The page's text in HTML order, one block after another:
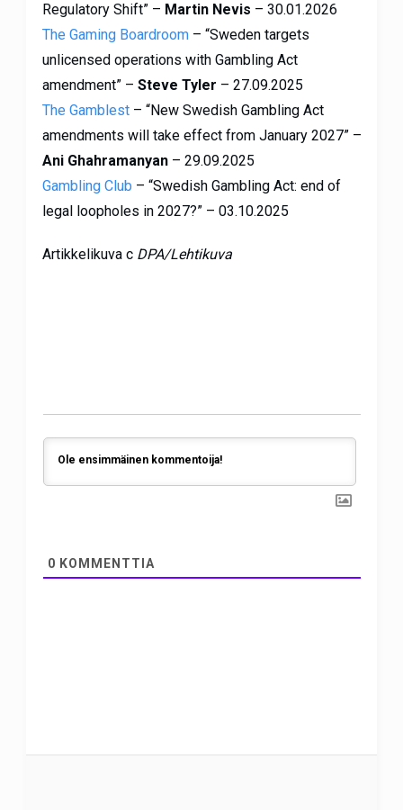
Regulatory Shift” – Martin Nevis – 30.01.2026
The Gaming Boardroom– “Sweden targets
unlicensed operations with Gambling Act
amendment” – Steve Tyler – 27.09.2025
The Gamblest– “New Swedish Gambling Act
amendments will take effect from January 2027” –
Ani Ghahramanyan– 29.09.2025
Gambling Club – “Swedish Gambling Act: end of
legal loopholes in 2027?” – 03.10.2025
Artikkelikuva c DPA/Lehtikuva
0 KOMMENTTIA